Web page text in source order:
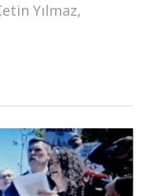
Yılmaz,